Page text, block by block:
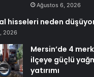
Ağustos 6, 2026
hisseleri neden
2026
Mersin’de 4
ilçeye güçlü
yatırımı